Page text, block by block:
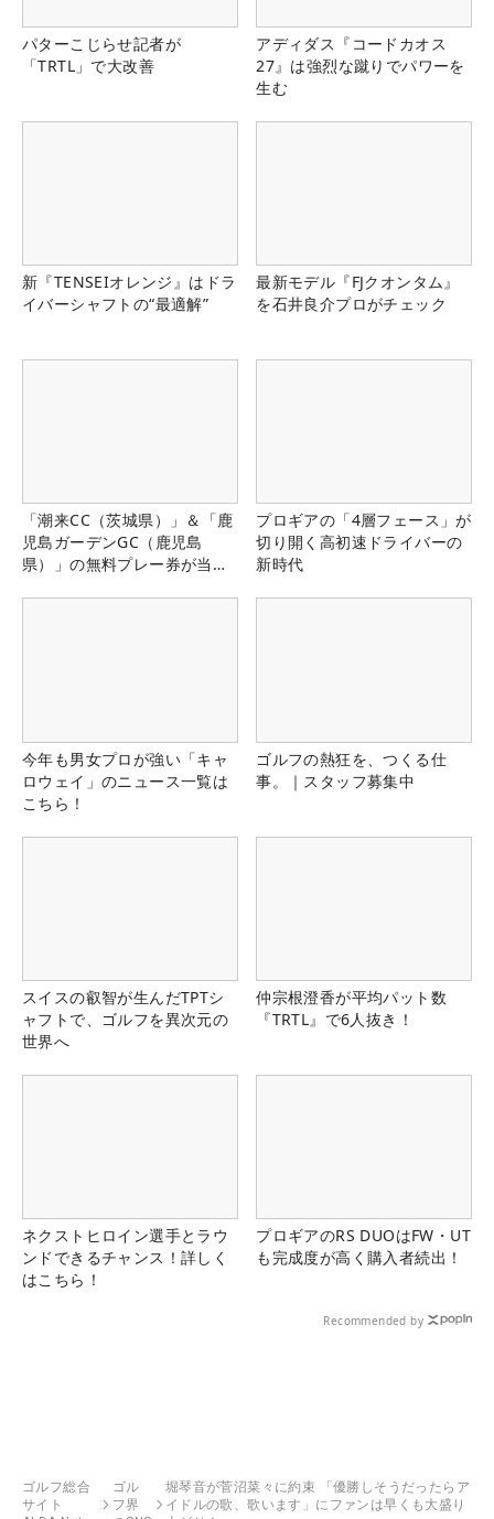
パターこじらせ記者が
「TRTL」で大改善
アディダス『コードカオス
27』は強烈な蹴りでパワーを
生む
新『TENSEIオレンジ』はドラ
イバーシャフトの“最適解”
最新モデル『FJクオンタム』
を石井良介プロがチェック
「潮来CC（茨城県）」＆「鹿
児島ガーデンGC（鹿児島
県）」の無料プレー券が当た
プロギアの「4層フェース」が
切り開く高初速ドライバーの
新時代
今年も男女プロが強い「キャ
ロウェイ」のニュース一覧は
こちら！
ゴルフの熱狂を、つくる仕
事。｜スタッフ募集中
スイスの叡智が生んだTPTシ
ャフトで、ゴルフを異次元の
世界へ
仲宗根澄香が平均パット数
『TRTL』で6人抜き！
ネクストヒロイン選手とラウ
ンドできるチャンス！詳しく
はこちら！
プロギアのRS DUOはFW・UT
も完成度が高く購入者続出！
Recommended by
ゴルフ総合
サイト
ゴル
フ界
堀琴音が菅沼菜々に約束 「優勝しそうだったらア
イドルの歌、歌います」にファンは早くも大盛り